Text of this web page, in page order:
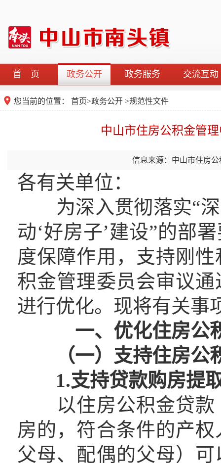
首 页 政务公开 政务服务 交流互动
您当前的位置： 首页>政务公开 >规范性文件
中山市住房公积金管
信息来源：中山市住房
各有关单位：
为深入贯彻落实“深
动‘好房子’建设”的部
度保障作用，支持刚
积金管理委员会审议
进行优化。现将有关事
一、优化住房公
（一）支持住房
1.支持贷款购房提
以住房公积金贷款
房的，符合条件的产
父母、配偶的父母）